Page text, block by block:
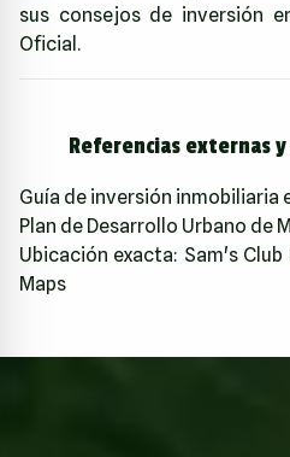
sus consejos de inversión
Oficial .
Referencias externas
Guía de inversión inmobiliaria
Plan de Desarrollo Urbano de
Ubicación exacta: Sam's
Maps